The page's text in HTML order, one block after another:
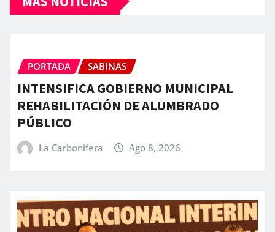
PORTADA SABINAS
INTENSIFICA GOBIERNO MUNICIPAL
REHABILITACIÓN DE ALUMBRADO
PÚBLICO
La Carbonifera Ago 8, 2026